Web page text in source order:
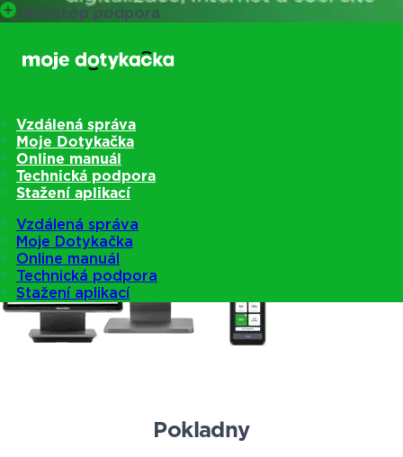
Nonstop podpora
Vzdálená správa
Moje Dotykačka
Online manuál
Technická podpora
Stažení aplikací
Vzdálená správa
Moje Dotykačka
Online manuál
Technická podpora
Stažení aplikací
Pokladny